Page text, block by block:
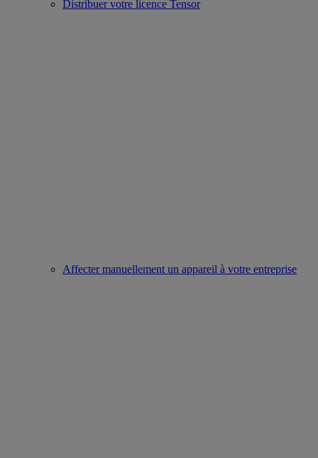
Distribuer votre licence Tensor
Affecter manuellement un appareil à votre entreprise